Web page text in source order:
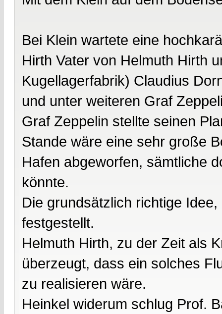
Bei Klein wartete eine
Hirth Vater von Helmuth Hirth
Kugellagerfabrik) Claudius
und unter weiteren Graf
Graf Zeppelin stellte seinen
Stande wäre eine sehr große
Hafen abgeworfen, sämtliche
könnte.
Die grundsätzlich richtige
festgestellt.
Helmuth Hirth, zu der Zeit als
überzeugt, dass ein solches
zu realisieren wäre.
Heinkel widerum schlug Prof.